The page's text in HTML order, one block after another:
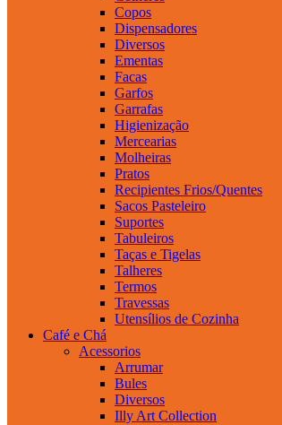
Copos
Dispensadores
Diversos
Ementas
Facas
Garfos
Garrafas
Higienização
Mercearias
Molheiras
Pratos
Recipientes Frios/Quentes
Sacos Pasteleiro
Suportes
Tabuleiros
Taças e Tigelas
Talheres
Termos
Travessas
Utensílios de Cozinha
Café e Chá
Acessorios
Arrumar
Bules
Diversos
Illy Art Collection